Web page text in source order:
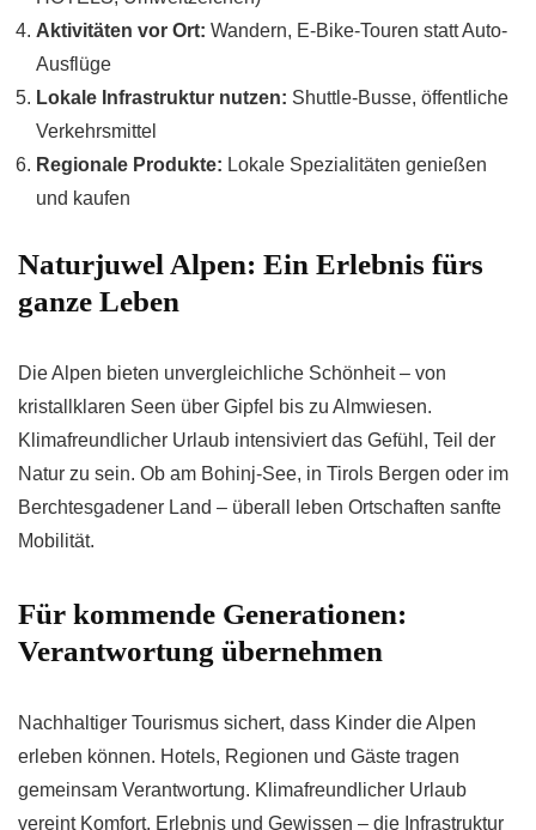
Aktivitäten vor Ort: Wandern, E-Bike-Touren statt Auto-
Ausflüge
Lokale Infrastruktur nutzen: Shuttle-Busse, öffentliche
Verkehrsmittel
Regionale Produkte: Lokale Spezialitäten genießen
und kaufen
Naturjuwel Alpen: Ein Erlebnis fürs
ganze Leben
Die Alpen bieten unvergleichliche Schönheit – von
kristallklaren Seen über Gipfel bis zu Almwiesen.
Klimafreundlicher Urlaub intensiviert das Gefühl, Teil der
Natur zu sein. Ob am Bohinj-See, in Tirols Bergen oder im
Berchtesgadener Land – überall leben Ortschaften sanfte
Mobilität.
Für kommende Generationen:
Verantwortung übernehmen
Nachhaltiger Tourismus sichert, dass Kinder die Alpen
erleben können. Hotels, Regionen und Gäste tragen
gemeinsam Verantwortung. Klimafreundlicher Urlaub
vereint Komfort, Erlebnis und Gewissen – die Infrastruktur